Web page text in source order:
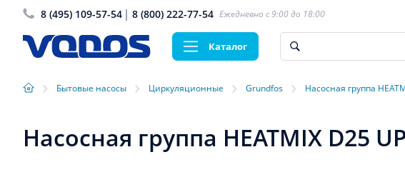
8 (495) 109-57-54 8 (800) 222-77-54 Ежедневно с 9:00 до 18:00
Каталог
› Бытовые насосы › Циркуляционные › Grundfos › Насосная группа
Насосная группа HEATMIX D25